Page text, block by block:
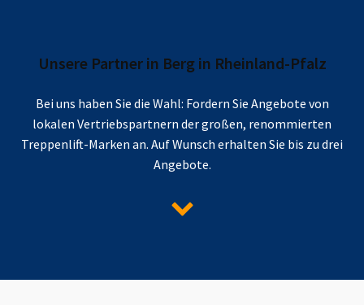
Unsere Partner in Berg in Rheinland-Pfalz
Bei uns haben Sie die Wahl: Fordern Sie Angebote von
lokalen Vertriebspartnern der großen, renommierten
Treppenlift-Marken an. Auf Wunsch erhalten Sie bis zu drei
Angebote.